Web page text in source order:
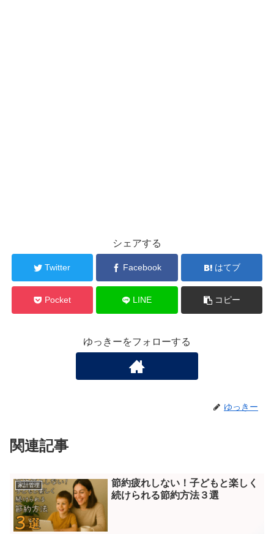
シェアする
Twitter Facebook はてブ
Pocket LINE コピー
ゆっきーをフォローする
ゆっきー
関連記事
家計管理
節約疲れしない！子どもと楽しく
続けられる節約方法３選